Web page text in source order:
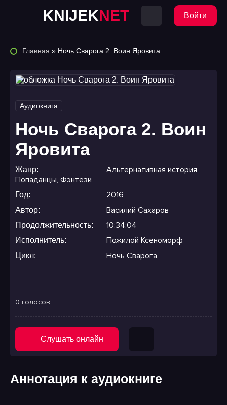
KNIJEKNET Войти
Главная » Ночь Сварога 2. Воин Яровита
Аудиокнига
Ночь Сварога 2. Воин
Яровита
Жанр: Альтернативная история,
Попаданцы, Фэнтези
Год: 2016
Автор: Василий Сахаров
Продолжительность: 10:34:04
Исполнитель: Пожилой Ксеноморф
Цикл: Ночь Сварога
0 голосов
Слушать онлайн
Аннотация к аудиокниге